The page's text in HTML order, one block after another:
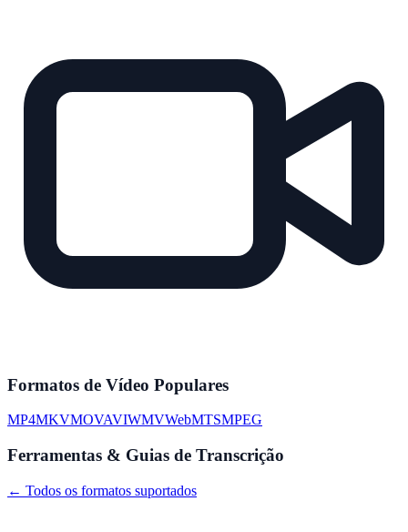
Formatos de Vídeo Populares
MP4MKVMOVAVIWMVWebMTSMPEG
Ferramentas & Guias de Transcrição
← Todos os formatos suportados